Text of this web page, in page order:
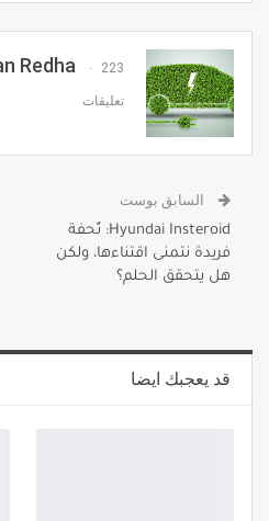
البريد الإلكتروني
Redha 223 المشاركات
تعليقات
السابق بوست
Hyundai Insteroid: تُحفة
فريدة نتمنى اقتناءها، ولكن
هل يتحقق الحلم؟
قد يعجبك ايضا